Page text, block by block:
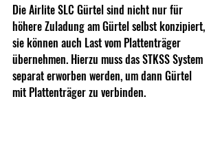
Die Airlite SLC Gürtel sind nicht nur für
höhere Zuladung am Gürtel selbst konzipiert,
sie können auch Last vom Plattenträger
übernehmen. Hierzu muss das STKSS System
separat erworben werden, um dann Gürtel
mit Plattenträger zu verbinden.